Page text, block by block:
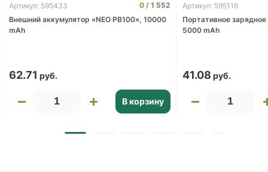
Артикул: 595433 0
1 552
Внешний аккумулятор «NEO PB100», 10000
mAh
62.71
В корзину
Артикул: 595116
Портативное
5000 mAh
41.08